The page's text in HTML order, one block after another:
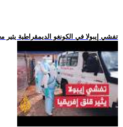
.. تفشي إيبولا في الكونغو الديمقراطية